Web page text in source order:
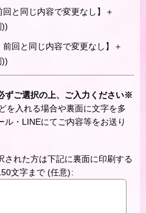
と同じ内容で変更なし】＋
))
回と同じ内容で変更なし】＋
))
ずご選択の上、ご入力ください※
を入れる場合や裏面に文字を多
ル・LINEにてご内容等をお送り
された方は下記に裏面に印刷する
文字まで (任意):